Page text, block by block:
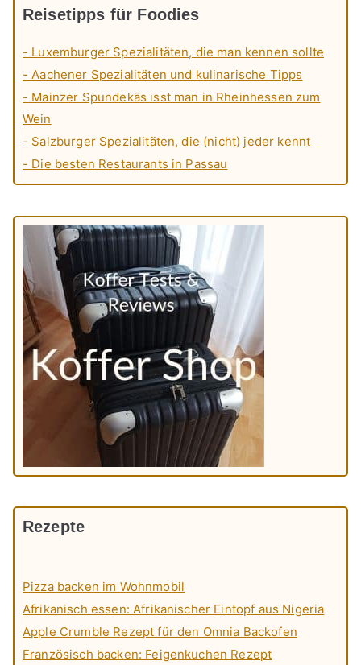
Reisetipps für Foodies
- Luxemburger Spezialitäten, die man kennen sollte
- Aachener Spezialitäten und kulinarische Tipps
- Mainzer Spundekäs isst man in Rheinhessen zum
Wein
- Salzburger Spezialitäten, die (nicht) jeder kennt
- Die besten Restaurants in Passau
Rezepte
Pizza backen im Wohnmobil
Afrikanisch essen: Afrikanischer Eintopf aus Nigeria
Apple Crumble Rezept für den Omnia Backofen
Französisch backen: Feigenkuchen Rezept